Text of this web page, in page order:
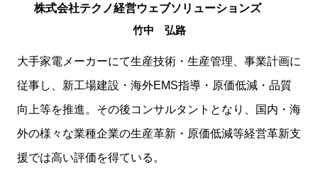
株式会社テクノ経営ウェブソリューションズ
竹中 弘路
大手家電メーカーにて生産技術・生産管理、事業計画に
従事し、新工場建設・海外EMS指導・原価低減・品質
向上等を推進。その後コンサルタントとなり、国内・海
外の様々な業種企業の生産革新・原価低減等経営革新支
援では高い評価を得ている。